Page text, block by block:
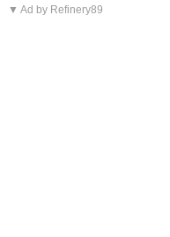
▼ Ad by Refinery89